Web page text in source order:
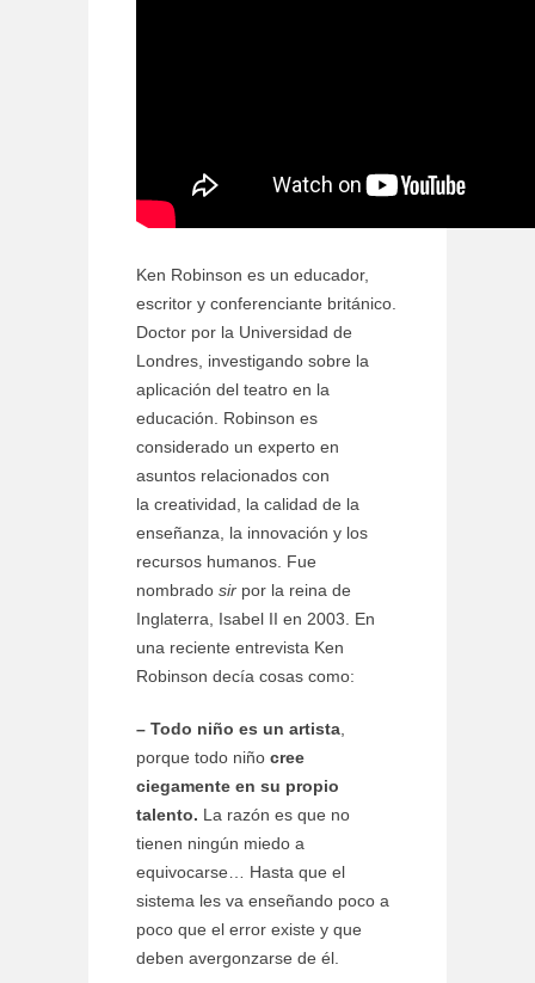
Ken Robinson es un educador,
escritor y conferenciante británico.
Doctor por la Universidad de
Londres, investigando sobre la
aplicación del teatro en la
educación. Robinson es
considerado un experto en
asuntos relacionados con
la creatividad, la calidad de la
enseñanza, la innovación y los
recursos humanos. Fue
nombrado sir por la reina de
Inglaterra, Isabel II en 2003. En
una reciente entrevista Ken
Robinson decía cosas como:
– Todo niño es un artista,
porque todo niño cree
ciegamente en su propio
talento. La razón es que no
tienen ningún miedo a
equivocarse… Hasta que el
sistema les va enseñando poco a
poco que el error existe y que
deben avergonzarse de él.